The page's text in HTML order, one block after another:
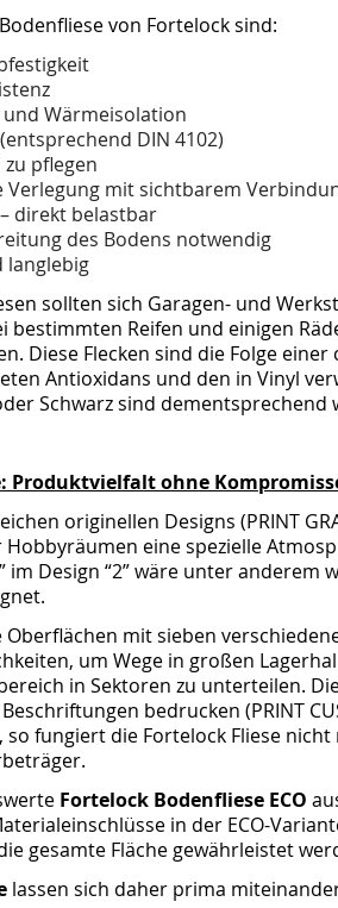
Bodenfliese von Fortelock sind:
Wärmeisolation
DIN 4102)
pflegen
Verlegung mit sichtbarem
direkt belastbar
des Bodens notwendig
langlebig
sollten sich Garagen- und
bestimmten Reifen und einigen
Diese Flecken sind die Folge
Antioxidans und den in Vinyl
Schwarz sind dementsprechend
Produktvielfalt ohne
originellen Designs (PRINT
Hobbyräumen eine spezielle
im Design “2” wäre unter
Oberflächen mit sieben
um Wege in großen
in Sektoren zu unterteilen.
bedrucken (PRINT
fungiert die Fortelock Fliese
Fortelock Bodenfliese ECO
in der ECO-
gesamte Fläche gewährleistet
lassen sich daher prima